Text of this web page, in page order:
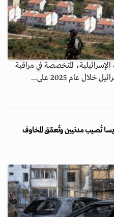
المتخصصة في مراقبة
عام 2025 على...
تُصيب مدنيين وتُعمّق المخاوف